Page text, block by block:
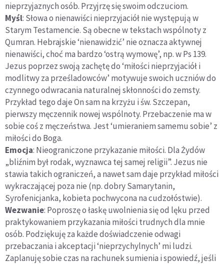
nieprzyjaznych osób. Przyjrzę się swoim odczuciom.
Myśl: Słowa o nienawiści nieprzyjaciół nie występują w
Starym Testamencie. Są obecne w tekstach wspólnoty z
Qumran. Hebrajskie ‘nienawidzić’ nie oznacza aktywnej
nienawiści, choć ma bardzo ‘ostrą wymowę’, np. w Ps 139.
Jezus poprzez swoją zachętę do ‘miłości nieprzyjaciół i
modlitwy za prześladowców’ motywuje swoich uczniów do
czynnego odwracania naturalnej skłonności do zemsty.
Przykład tego daje On sam na krzyżu i św. Szczepan,
pierwszy męczennik nowej wspólnoty. Przebaczenie ma w
sobie coś z męczeństwa. Jest ‘umieraniem samemu sobie’ z
miłości do Boga.
Emocja: Nieograniczone przykazanie miłości. Dla Żydów
„bliźnim był rodak, wyznawca tej samej religii”. Jezus nie
stawia takich ograniczeń, a nawet sam daje przykład miłości
wykraczającej poza nie (np. dobry Samarytanin,
Syrofenicjanka, kobieta pochwycona na cudzołóstwie).
Wezwanie: Poproszę o łaskę uwolnienia się od lęku przed
praktykowaniem przykazania miłości trudnych dla mnie
osób. Podziękuję za każde doświadczenie odwagi
przebaczania i akceptacji ‘nieprzychylnych’ mi ludzi.
Zaplanuję sobie czas na rachunek sumienia i spowiedź, jeśli